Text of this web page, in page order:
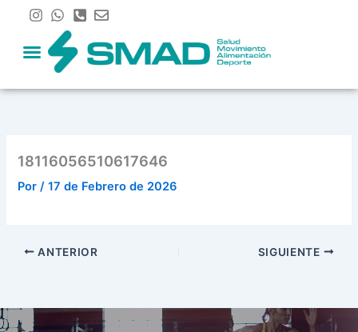
contenido
18116056510617646
Por/17 de Febrero de 2026
ANTERIOR SIGUIENTE